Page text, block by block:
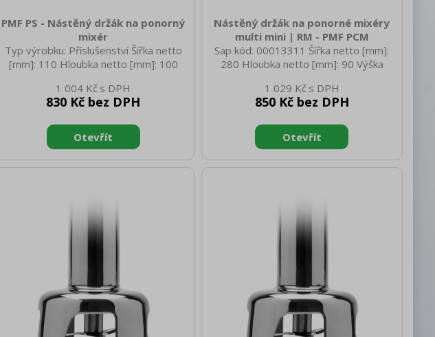
PMF PS - Nástěný držák na ponorný
mixér
Typ výrobku: Příslušenství Šířka netto
[mm]: 110 Hloubka netto [mm]: 100
netto [kg]: 0.40 Šířka brutto [mm]: 125
Hloubka brutto [mm]: 110 Výška brutto
1 004 Kč
830 Kč bez DPH
Nástěný držák na ponorné mixéry
multi mini | RM - PMF PCM
Sap kód: 00013311 Šířka netto [mm]:
280 Hloubka netto [mm]: 90 Výška
0.40 Šířka brutto [mm]: 280 Hloubka
brutto [mm]: 90 Výška brutto [mm]: 70
informace: pro mixéry PMF 25 / PMFF
25 verze multi zahrnuje pozice pro
nástavce
1 029 Kč
850 Kč bez DPH